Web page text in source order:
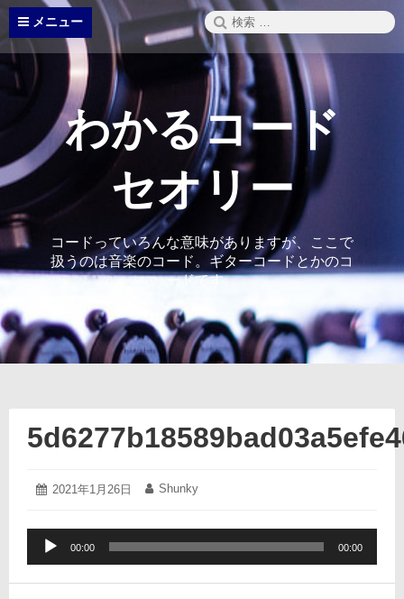
コ
テ
ン
ッ
プ
メニュー
検
索:
わかるコード
セオリー
コードっていろんな意味がありますが、ここで
扱うのは音楽のコード。ギターコードとかのコ
ードです。
投
2021年1月26日
2021
月
26
日
投
Shunky
00:00 00:00